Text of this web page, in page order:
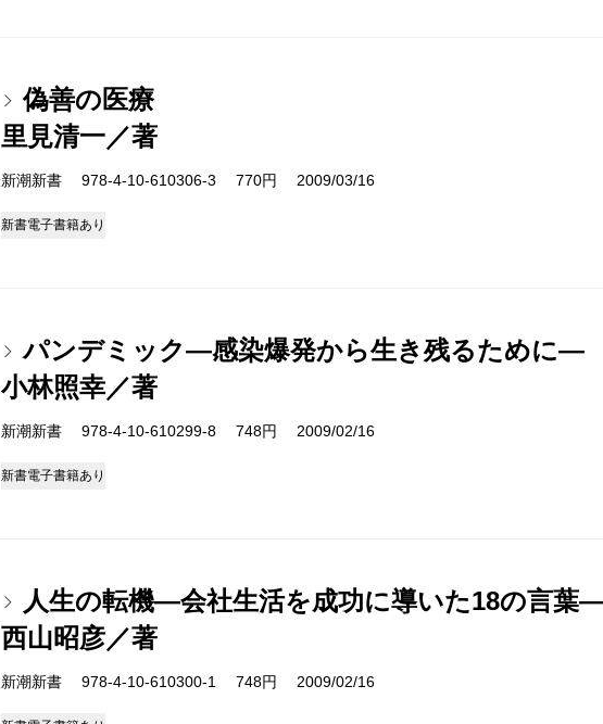
偽善の医療
里見清一／著
新潮新書 978-4-10-610306-3 770円 2009/03/16
新書電子書籍あり
パンデミック―感染爆発から生き残るために―
小林照幸／著
新潮新書 978-4-10-610299-8 748円 2009/02/16
新書電子書籍あり
人生の転機―会社生活を成功に導いた18の言葉
西山昭彦／著
新潮新書 978-4-10-610300-1 748円 2009/02/16